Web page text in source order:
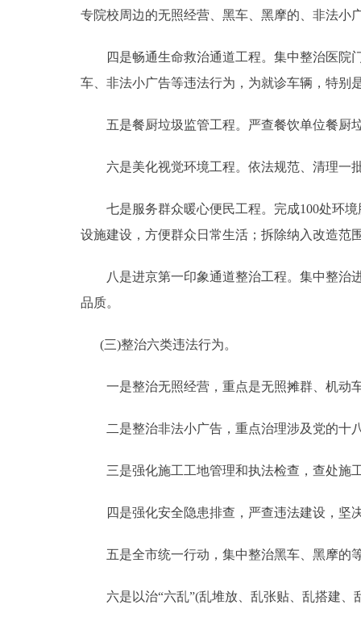
专院校周边的无照经营、黑车、黑摩的、非法小
四是畅通生命救治通道工程。集中整治医院门
车、非法小广告等违法行为，为就诊车辆，特别
五是餐厨垃圾监管工程。严查餐饮单位餐厨垃
六是美化视觉环境工程。依法规范、清理一批
七是服务群众暖心便民工程。完成100处环境
设施建设，方便群众日常生活；拆除纳入改造范
八是进京第一印象通道整治工程。集中整治进
品质。
(三)整治六类违法行为。
一是整治无照经营，重点是无照摊群、机动
二是整治非法小广告，重点治理涉及党的十八
三是强化施工工地管理和执法检查，查处施
四是强化安全隐患排查，严查违法建设，坚
五是全市统一行动，集中整治黑车、黑摩的
六是以治“六乱”(乱堆放、乱张贴、乱搭建、